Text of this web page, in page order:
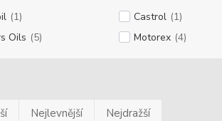
(1) Castrol (1)
Oils (5) Motorex (4)
Nejlevnější Nejdražší